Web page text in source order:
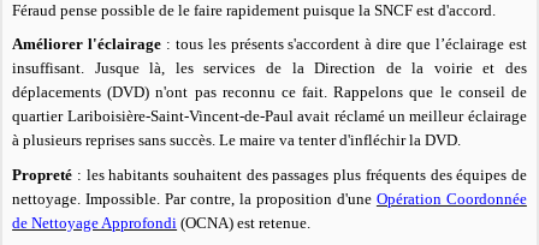
Féraud pense possible de le faire rapidement puisque la SNCF est d'accord.
Améliorer l'éclairage : tous les présents s'accordent à dire que l’éclairage est
insuffisant. Jusque là, les services de la Direction de la voirie et des
déplacements (DVD) n'ont pas reconnu ce fait. Rappelons que le conseil de
quartier Lariboisière-Saint-Vincent-de-Paul avait réclamé un meilleur éclairage
à plusieurs reprises sans succès. Le maire va tenter d'infléchir la DVD.
Propreté : les habitants souhaitent des passages plus fréquents des équipes de
nettoyage. Impossible. Par contre, la proposition d'une Opération Coordonnée
de Nettoyage Approfondi (OCNA) est retenue.